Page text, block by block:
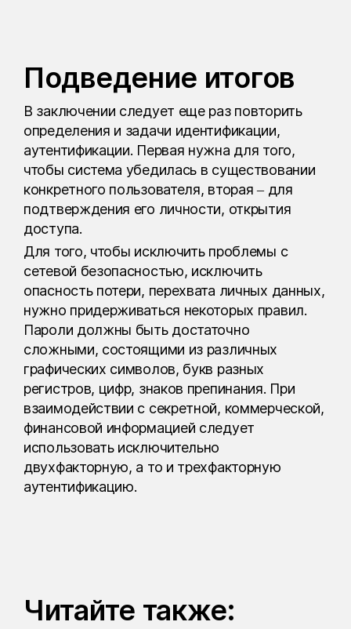
Подведение итогов
В заключении следует еще раз повторить
определения и задачи идентификации,
аутентификации. Первая нужна для того,
чтобы система убедилась в существовании
конкретного пользователя, вторая – для
подтверждения его личности, открытия
доступа.
Для того, чтобы исключить проблемы с
сетевой безопасностью, исключить
опасность потери, перехвата личных данных,
нужно придерживаться некоторых правил.
Пароли должны быть достаточно
сложными, состоящими из различных
графических символов, букв разных
регистров, цифр, знаков препинания. При
взаимодействии с секретной, коммерческой,
финансовой информацией следует
использовать исключительно
двухфакторную, а то и трехфакторную
аутентификацию.
Читайте также: